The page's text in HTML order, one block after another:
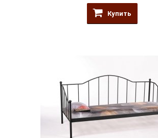
Купить